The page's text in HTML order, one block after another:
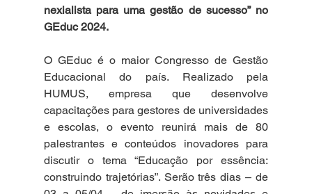
nexialista para uma gestão de sucesso” no
GEduc 2024.
O GEduc é o maior Congresso de Gestão
Educacional do país. Realizado pela
HUMUS, empresa que desenvolve
capacitações para gestores de universidades
e escolas, o evento reunirá mais de 80
palestrantes e conteúdos inovadores para
discutir o tema “Educação por essência:
construindo trajetórias”. Serão três dias – de